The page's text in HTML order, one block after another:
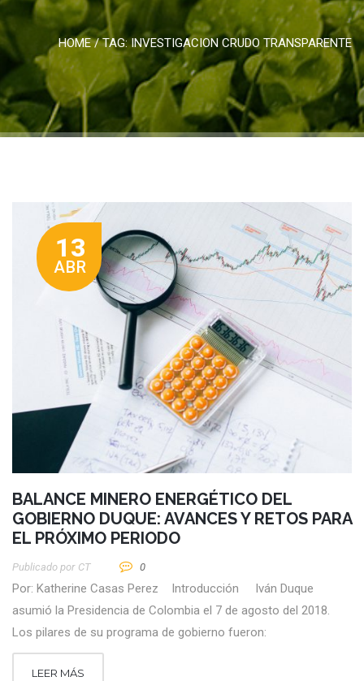
HOME/ TAG:INVESTIGACION CRUDO TRANSPARENTE
13
ABR
BALANCE MINERO ENERGÉTICO DEL
GOBIERNO DUQUE: AVANCES Y RETOS PARA
EL PRÓXIMO PERIODO
Publicado por CT 0
Por: Katherine Casas Perez Introducción Iván Duque
asumió la Presidencia de Colombia el 7 de agosto del 2018.
Los pilares de su programa de gobierno fueron:
LEER MÁS